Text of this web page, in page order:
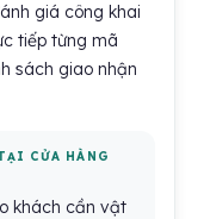
giá công khai
tiếp từng mã
sách giao nhận
CỬA HÀNG
khách cần vật